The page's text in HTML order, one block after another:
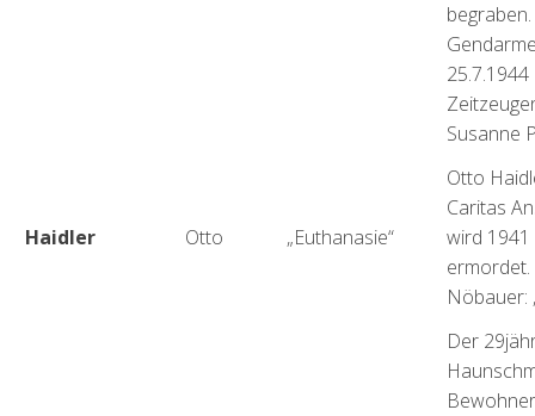
Susanne
Haidler Otto „Euthanasie“
Otto
Caritas
wird
Nöbauer:
Der